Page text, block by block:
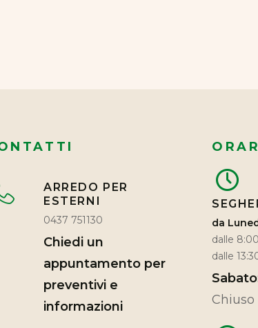
ARREDO PER
ESTERNI
0437 751130
Chiedi un
appuntamento per
preventivi e
informazioni
da
dalle
dalle
Chiuso